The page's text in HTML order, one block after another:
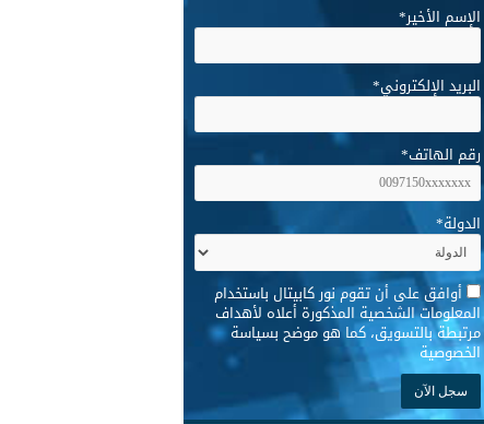
الإسم الأخير*
البريد الإلكتروني*
رقم الهاتف*
الدولة*
* أوافق على أن تقوم نور كابيتال باستخدام
المعلومات الشخصية المذكورة أعلاه لأهداف
مرتبطة بالتسويق، كما هو موضح بسياسة
الخصوصية